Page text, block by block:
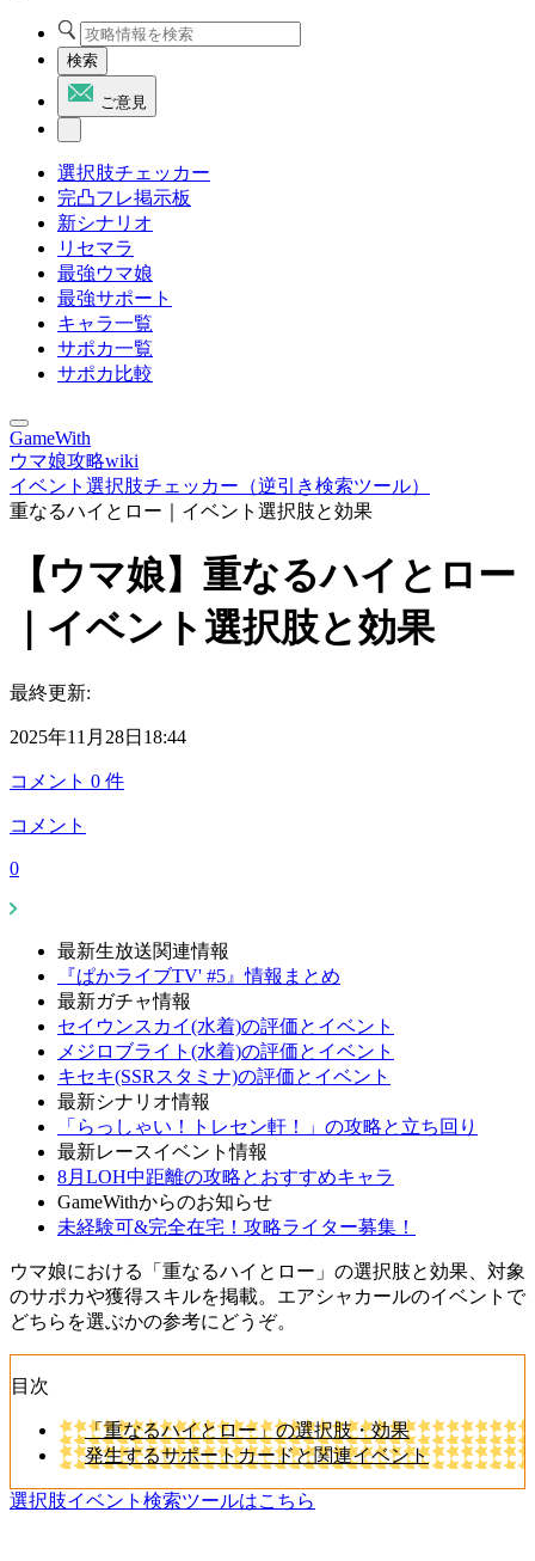
検索
ご意見
選択肢チェッカー
完凸フレ掲示板
新シナリオ
リセマラ
最強ウマ娘
最強サポート
キャラ一覧
サポカ一覧
サポカ比較
GameWith
ウマ娘攻略wiki
イベント選択肢チェッカー（逆引き検索ツール）
重なるハイとロー｜イベント選択肢と効果
【ウマ娘】重なるハイとロー
｜イベント選択肢と効果
最終更新:
2025年11月28日18:44
コメント 0 件
コメント
0
最新生放送関連情報
『ぱかライブTV' #5』情報まとめ
最新ガチャ情報
セイウンスカイ(水着)の評価とイベント
メジロブライト(水着)の評価とイベント
キセキ(SSRスタミナ)の評価とイベント
最新シナリオ情報
「らっしゃい！トレセン軒！」の攻略と立ち回り
最新レースイベント情報
8月LOH中距離の攻略とおすすめキャラ
GameWithからのお知らせ
未経験可&完全在宅！攻略ライター募集！
ウマ娘における「重なるハイとロー」の選択肢と効果、対象
のサポカや獲得スキルを掲載。エアシャカールのイベントで
どちらを選ぶかの参考にどうぞ。
目次
「重なるハイとロー」の選択肢・効果
発生するサポートカードと関連イベント
選択肢イベント検索ツールはこちら